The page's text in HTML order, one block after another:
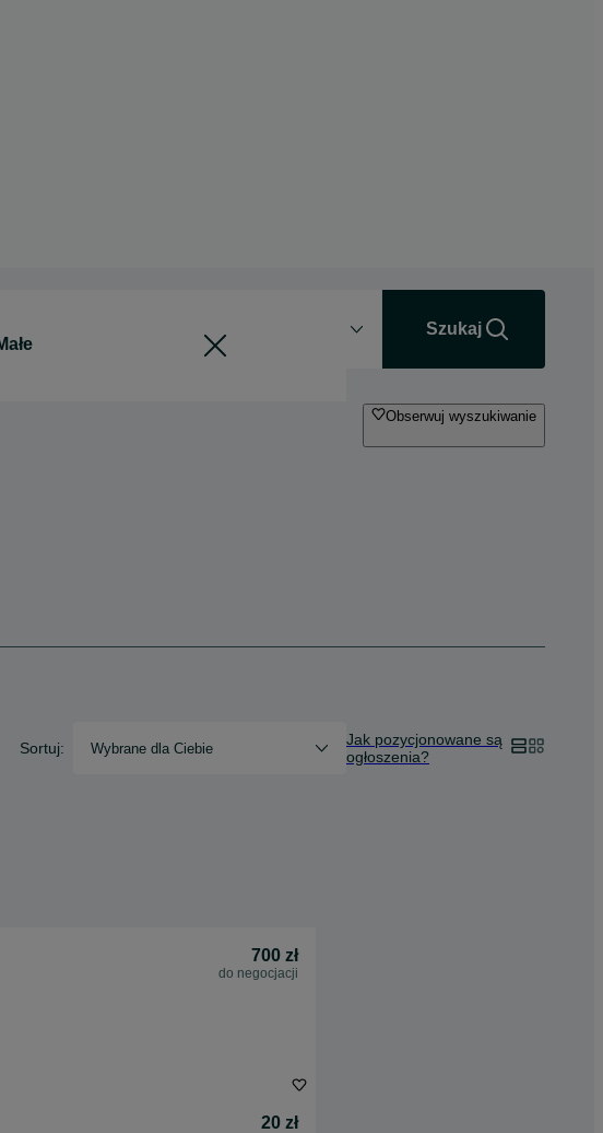
Szukaj
Obserwuj wyszukiwanie
Sortuj: Wybrane dla Ciebie
Jak pozycjonowane są
ogłoszenia?
700 zł
do negocjacji
20 zł